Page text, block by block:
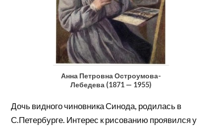
Анна Петровна Остроумова-
Лебедева (1871 — 1955)
Дочь видного чиновника Синода, родилась в
С.Петербурге. Интерес к ри­сованию проявился у